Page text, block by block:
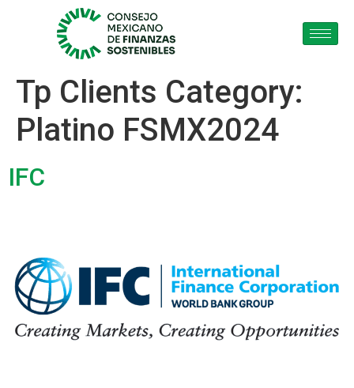
Tp Clients Category:
Platino FSMX2024
IFC